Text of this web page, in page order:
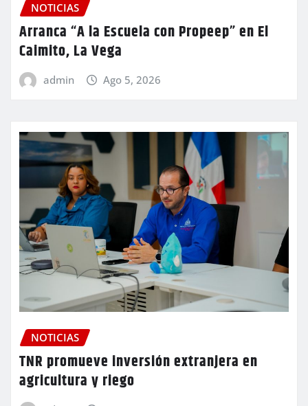
NOTICIAS
Arranca “A la Escuela con Propeep” en El
Caimito, La Vega
admin Ago 5, 2026
NOTICIAS
TNR promueve inversión extranjera en
agricultura y riego